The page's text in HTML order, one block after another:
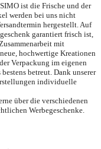
ist die Frische und der
werden bei uns nicht
hergestellt. Auf
garantiert frisch ist,
mit
hochwertige Kreationen
Verpackung im eigenen
betreut. Dank unserer
individuelle
über die verschiedenen
Werbegeschenke.